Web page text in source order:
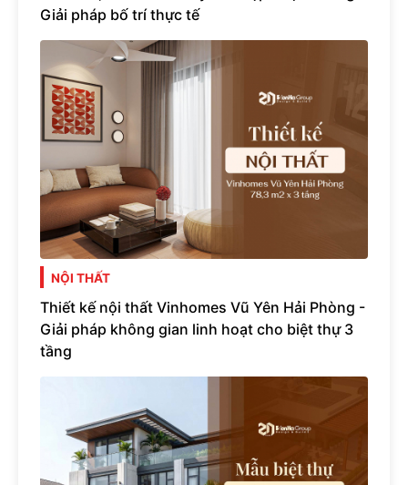
Giải pháp bố trí thực tế
NỘI THẤT
Thiết kế nội thất Vinhomes Vũ Yên Hải Phòng -
Giải pháp không gian linh hoạt cho biệt thự 3
tầng